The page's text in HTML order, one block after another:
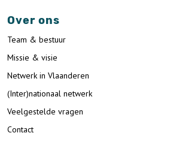
Over ons
Team & bestuur
Missie & visie
Netwerk in Vlaanderen
(Inter)nationaal netwerk
Veelgestelde vragen
Contact